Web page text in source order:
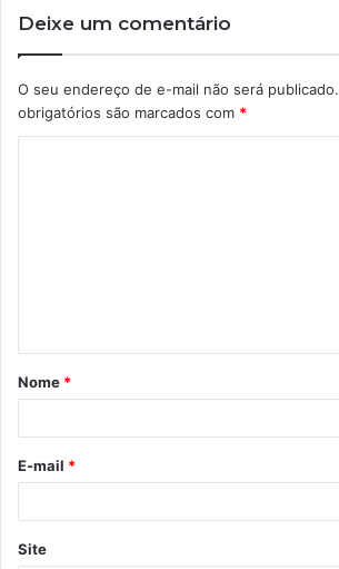
Deixe um comentário
O seu endereço de e-mail não será publicado.
obrigatórios são marcados com *
á
r
*
Nome *
E-mail *
Site